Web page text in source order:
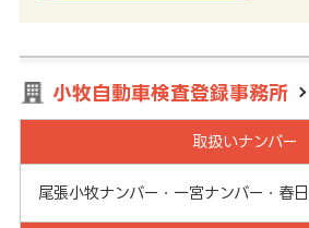
小牧自動車検査登録事務所
取扱いナンバー
尾張小牧ナンバー・一宮ナンバー・春